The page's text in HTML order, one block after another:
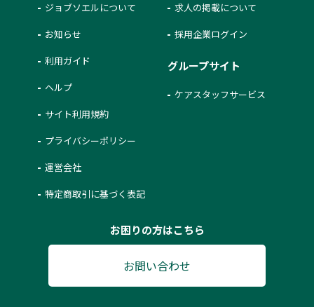
ジョブソエルについて
お知らせ
利用ガイド
ヘルプ
サイト利用規約
プライバシーポリシー
運営会社
特定商取引に基づく表記
求人の掲載について
採用企業ログイン
グループサイト
ケアスタッフサービス
お困りの方はこちら
お問い合わせ